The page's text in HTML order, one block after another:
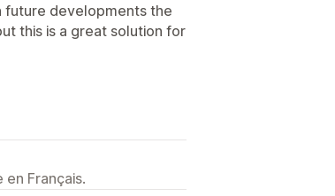
future developments the
this is a great solution for
en Français.